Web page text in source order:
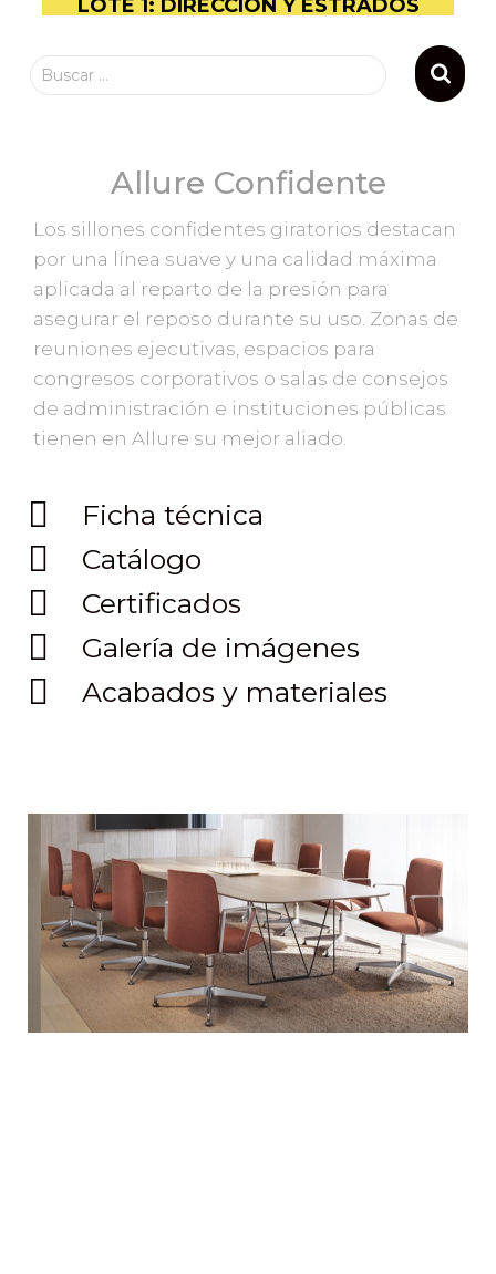
LOTE 1: DIRECCIÓN Y ESTRADOS
Buscar …
Allure Confidente
Los sillones confidentes giratorios destacan
por una línea suave y una calidad máxima
aplicada al reparto de la presión para
asegurar el reposo durante su uso. Zonas de
reuniones ejecutivas, espacios para
congresos corporativos o salas de consejos
de administración e instituciones públicas
tienen en Allure su mejor aliado.
Ficha técnica
Catálogo
Certificados
Galería de imágenes
Acabados y materiales